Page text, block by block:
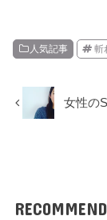
人気記事 斬
女性の
RECOMMEND